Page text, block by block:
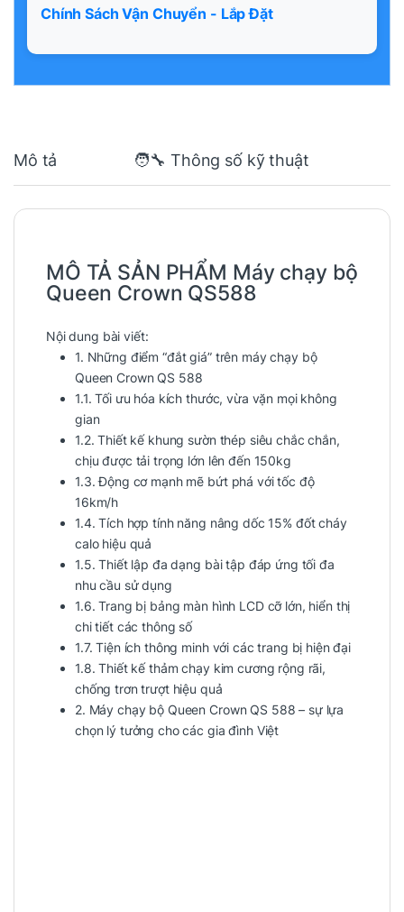
Chính Sách Vận Chuyển - Lắp Đặt
Mô tả 🧑‍🔧 Thông số kỹ thuật
MÔ TẢ SẢN PHẨM Máy chạy bộ
Queen Crown QS588
Nội dung bài viết:
1. Những điểm “đắt giá” trên máy chạy bộ
Queen Crown QS 588
1.1. Tối ưu hóa kích thước, vừa vặn mọi không
gian
1.2. Thiết kế khung sườn thép siêu chắc chắn,
chịu được tải trọng lớn lên đến 150kg
1.3. Động cơ mạnh mẽ bứt phá với tốc độ
16km/h
1.4. Tích hợp tính năng nâng dốc 15% đốt cháy
calo hiệu quả
1.5. Thiết lập đa dạng bài tập đáp ứng tối đa
nhu cầu sử dụng
1.6. Trang bị bảng màn hình LCD cỡ lớn, hiển thị
chi tiết các thông số
1.7. Tiện ích thông minh với các trang bị hiện đại
1.8. Thiết kế thảm chạy kim cương rộng rãi,
chống trơn trượt hiệu quả
2. Máy chạy bộ Queen Crown QS 588 – sự lựa
chọn lý tưởng cho các gia đình Việt